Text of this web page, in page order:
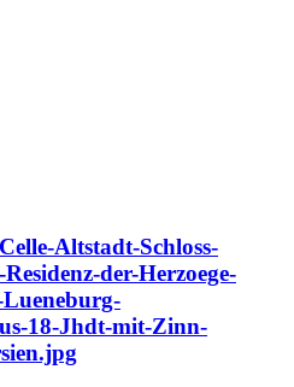
Altstadt-Schloss-
der-Herzoege-
18-Jhdt-mit-Zinn-